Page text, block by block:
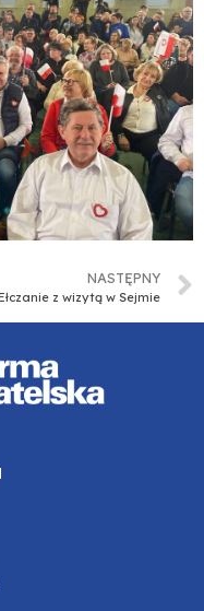
NASTĘPNY
z wizytą w Sejmie